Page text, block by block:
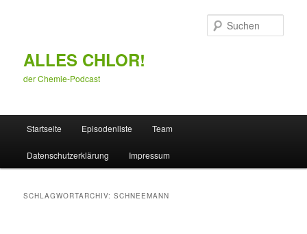
ALLES CHLOR!
der Chemie-Podcast
Startseite Episodenliste Team
Datenschutzerklärung Impressum
SCHLAGWORTARCHIV:SCHNEEMANN